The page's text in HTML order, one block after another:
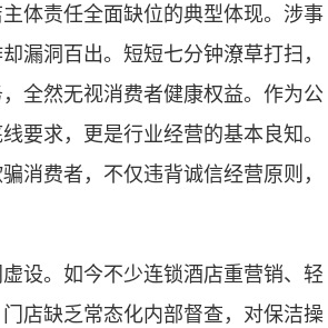
体责任全面缺位的典型体现。涉事
漏洞百出。短短七分钟潦草打扫，
全然无视消费者健康权益。作为公
要求，更是行业经营的基本良知。
消费者，不仅违背诚信经营原则，
。如今不少连锁酒店重营销、轻
店缺乏常态化内部督查，对保洁操